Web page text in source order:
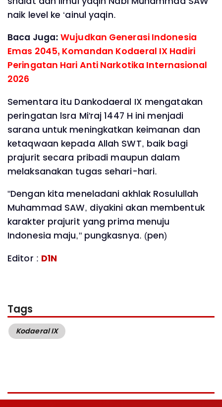
naik level ke ‘ainul yaqin.
Baca Juga:Wujudkan Generasi Indonesia
Emas 2045, Komandan Kodaeral IX Hadiri
Peringatan Hari Anti Narkotika Internasional
2026
Sementara itu Dankodaeral IX mengatakan
peringatan lsra Mi'raj 1447 H ini menjadi
sarana untuk meningkatkan keimanan dan
ketaqwaan kepada Allah SWT, baik bagi
prajurit secara pribadi maupun dalam
melaksanakan tugas sehari-hari.
"Dengan kita meneladani akhlak Rosulullah
Muhammad SAW, diyakini akan membentuk
karakter prajurit yang prima menuju
Indonesia maju," pungkasnya. (pen)
Editor : D1N
Tags
Kodaeral IX